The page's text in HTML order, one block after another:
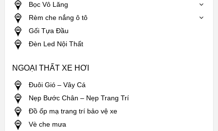
Bọc Vô Lăng
Rèm che nắng ô tô
Gối Tựa Đầu
Đèn Led Nội Thất
NGOẠI THẤT XE HƠI
Đuôi Gió – Vây Cá
Nẹp Bước Chân – Nẹp Trang Trí
Đồ ốp mạ trang trí bảo vệ xe
Vè che mưa